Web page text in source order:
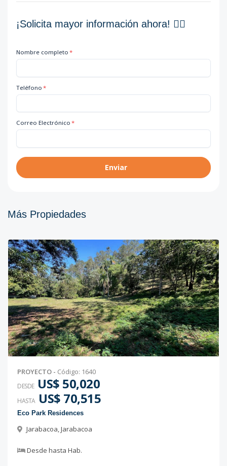
¡Solicita mayor información ahora! 👇🏽
Nombre completo *
Teléfono *
Correo Electrónico *
Enviar
Más Propiedades
PROYECTO - Código: 1640
DESDE US$ 50,020
HASTA US$ 70,515
Eco Park Residences
Jarabacoa,Jarabacoa
Desde hasta Hab.